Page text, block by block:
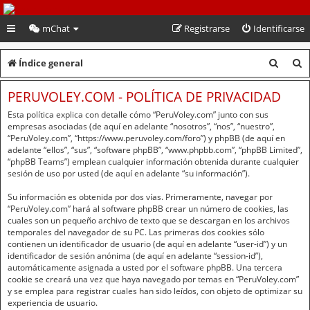
PeruVoley.com
mChat Identificarse
Registrarse
Índice general
u
u
s
a
r
PERUVOLEY.COM - POLÍTICA DE PRIVACIDAD
Esta política explica con detalle cómo “PeruVoley.com” junto con sus
empresas asociadas (de aquí en adelante “nosotros”, “nos”, “nuestro”,
“PeruVoley.com”, “https://www.peruvoley.com/foro”) y phpBB (de aquí en
adelante “ellos”, “sus”, “software phpBB”, “www.phpbb.com”, “phpBB Limited”,
“phpBB Teams”) emplean cualquier información obtenida durante cualquier
sesión de uso por usted (de aquí en adelante “su información”).
Su información es obtenida por dos vías. Primeramente, navegar por
“PeruVoley.com” hará al software phpBB crear un número de cookies, las
cuales son un pequeño archivo de texto que se descargan en los archivos
temporales del navegador de su PC. Las primeras dos cookies sólo
contienen un identificador de usuario (de aquí en adelante “user-id”) y un
identificador de sesión anónima (de aquí en adelante “session-id”),
automáticamente asignada a usted por el software phpBB. Una tercera
cookie se creará una vez que haya navegado por temas en “PeruVoley.com”
y se emplea para registrar cuales han sido leídos, con objeto de optimizar su
experiencia de usuario.